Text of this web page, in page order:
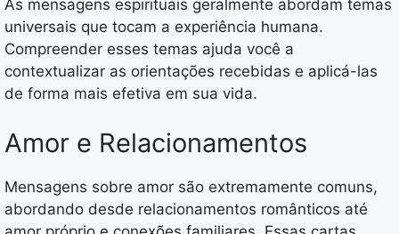
As mensagens espirituais geralmente abordam temas
universais que tocam a experiência humana.
Compreender esses temas ajuda você a
contextualizar as orientações recebidas e aplicá-las
de forma mais efetiva em sua vida.
Amor e Relacionamentos
Mensagens sobre amor são extremamente comuns,
abordando desde relacionamentos românticos até